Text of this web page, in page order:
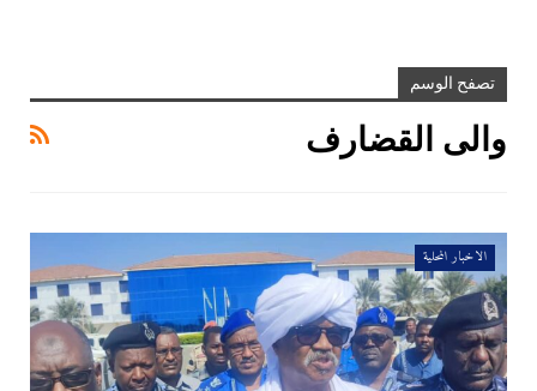
تصفح الوسم
والى القضارف
الاخبار المحلية